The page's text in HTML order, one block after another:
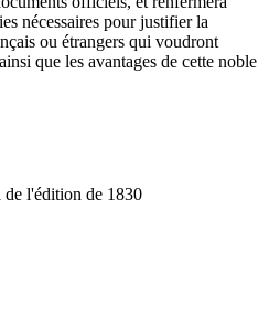
nécessaires pour justifier la
ou étrangers qui voudront
que les avantages de cette noble
de l'édition de 1830